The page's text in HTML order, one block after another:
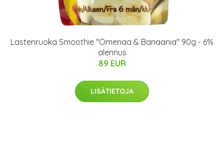
Lastenruoka Smoothie "Omenaa & Banaania" 90g - 6%
alennus
89 EUR
LISÄTIETOJA